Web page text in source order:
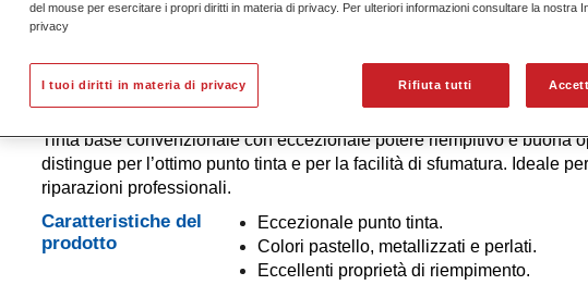
Standox Basecoat
Tinta base convenzionale con eccezionale potere riempitivo e buona
distingue per l’ottimo punto tinta e per la facilità di sfumatura. Ideale per
riparazioni professionali.
Caratteristiche del
prodotto
Eccezionale punto tinta.
Colori pastello, metallizzati e perlati.
Eccellenti proprietà di riempimento.
del mouse per esercitare i propri diritti in materia di privacy. Per ulteriori informazioni consultare la nostra
privacy
Rifiuta tutti
I tuoi diritti in materia di privacy